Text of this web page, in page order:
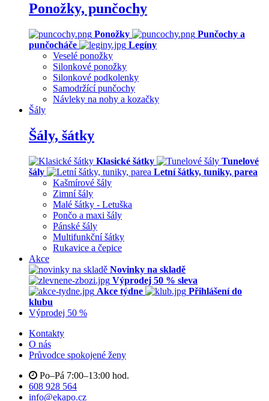
Ponožky, punčochy
Ponožky
Punčochy a
punčocháče
Legíny
Veselé ponožky
Silonkové ponožky
Silonkové podkolenky
Samodržící punčochy
Návleky na nohy a kozačky
Šály
Šály, šátky
Klasické šátky
Tunelové
šály
Letní šátky, tuniky, parea
Kašmírové šály
Zimní šály
Malé šátky - Letuška
Pončo a maxi šály
Pánské šály
Multifunkční šátky
Rukavice a čepice
Akce
Novinky na skladě
Výprodej 50 % sleva
Akce týdne
Přihlášení do
klubu
Výprodej 50 %
Kontakty
O nás
Průvodce spokojené ženy
Po–Pá 7:00–13:00 hod.
608 928 564
info@ekapo.cz